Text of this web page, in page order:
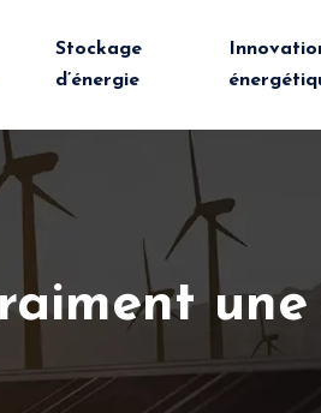
Stockage
d’énergie